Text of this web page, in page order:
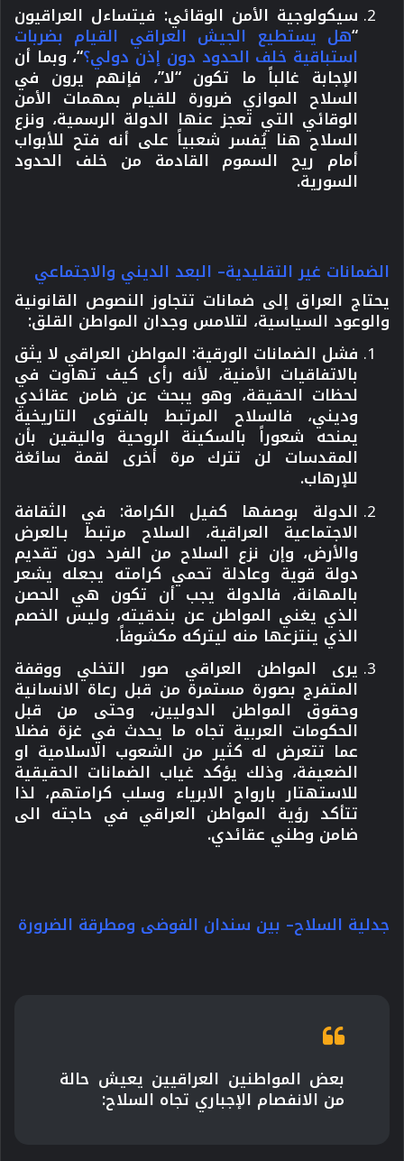
سيكولوجية الأمن الوقائي: فيتساءل العراقيون
“هل يستطيع الجيش العراقي القيام بضربات
استباقية خلف الحدود دون إذن دولي؟“، وبما أن
الإجابة غالباً ما تكون “لا”، فإنهم يرون في
السلاح الموازي ضرورة للقيام بمهمات الأمن
الوقائي التي تعجز عنها الدولة الرسمية، ونزع
السلاح هنا يُفسر شعبياً على أنه فتح للأبواب
أمام ريح السموم القادمة من خلف الحدود
السورية.
الضمانات غير التقليدية– البعد الديني والاجتماعي
يحتاج العراق إلى ضمانات تتجاوز النصوص القانونية
والوعود السياسية، لتلامس وجدان المواطن القلق:
فشل الضمانات الورقية: المواطن العراقي لا يثق
بالاتفاقيات الأمنية، لأنه رأى كيف تهاوت في
لحظات الحقيقة، وهو يبحث عن ضامن عقائدي
وديني، فالسلاح المرتبط بالفتوى التاريخية
يمنحه شعوراً بالسكينة الروحية واليقين بأن
المقدسات لن تترك مرة أخرى لقمة سائغة
للإرهاب.
الدولة بوصفها كفيل الكرامة: في الثقافة
الاجتماعية العراقية، السلاح مرتبط بـالعرض
والأرض، وإن نزع السلاح من الفرد دون تقديم
دولة قوية وعادلة تحمي كرامته يجعله يشعر
بالمهانة، فالدولة يجب أن تكون هي الحصن
الذي يغني المواطن عن بندقيته، وليس الخصم
الذي ينتزعها منه ليتركه مكشوفاً.
يرى المواطن العراقي صور التخلي ووقفة
المتفرج بصورة مستمرة من قبل رعاة الانسانية
وحقوق المواطن الدوليين، وحتى من قبل
الحكومات العربية تجاه ما يحدث في غزة فضلا
عما تتعرض له كثير من الشعوب الاسلامية او
الضعيفة، وذلك يؤكد غياب الضمانات الحقيقية
للاستهتار بارواح الابرياء وسلب كرامتهم، لذا
تتأكد رؤية المواطن العراقي في حاجته الى
ضامن وطني عقائدي.
جدلية السلاح– بين سندان الفوضى ومطرقة الضرورة
بعض المواطنين العراقيين يعيش حالة
من الانفصام الإجباري تجاه السلاح: